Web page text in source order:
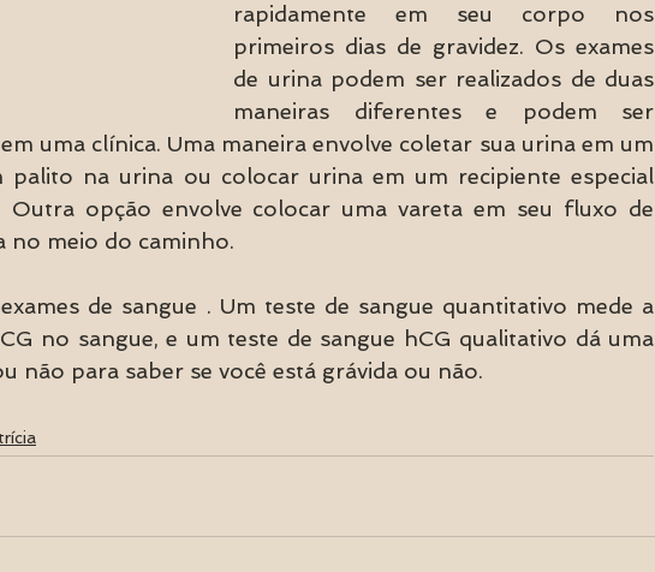
rapidamente em seu corpo nos
primeiros dias de gravidez. Os exames
de urina podem ser realizados de duas
maneiras diferentes e podem ser
uma clínica. Uma maneira envolve coletar sua urina em um
palito na urina ou colocar urina em um recipiente especial
opção envolve colocar uma vareta em seu fluxo de
no meio do caminho.
de sangue . Um teste de sangue quantitativo mede a
no sangue, e um teste de sangue hCG qualitativo dá uma
não para saber se você está grávida ou não.